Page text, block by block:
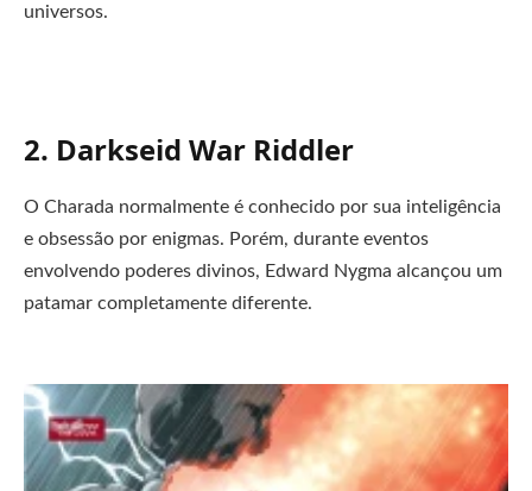
universos.
2. Darkseid War Riddler
O Charada normalmente é conhecido por sua inteligência
e obsessão por enigmas. Porém, durante eventos
envolvendo poderes divinos, Edward Nygma alcançou um
patamar completamente diferente.